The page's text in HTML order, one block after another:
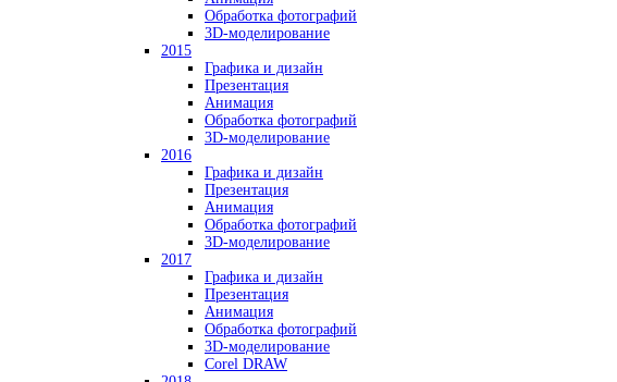
Обработка фотографий
3D-моделирование
2015
Графика и дизайн
Презентация
Анимация
Обработка фотографий
3D-моделирование
2016
Графика и дизайн
Презентация
Анимация
Обработка фотографий
3D-моделирование
2017
Графика и дизайн
Презентация
Анимация
Обработка фотографий
3D-моделирование
Corel DRAW